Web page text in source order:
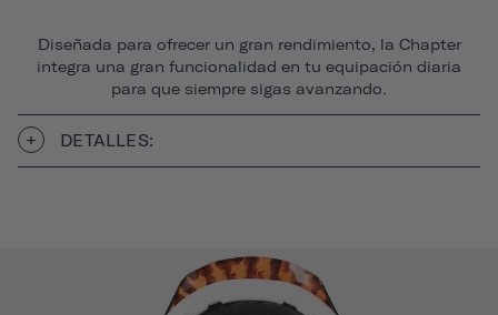
Diseñada para ofrecer un gran rendimiento, la Chapter
integra una gran funcionalidad en tu equipación diaria
para que siempre sigas avanzando.
DETALLES: